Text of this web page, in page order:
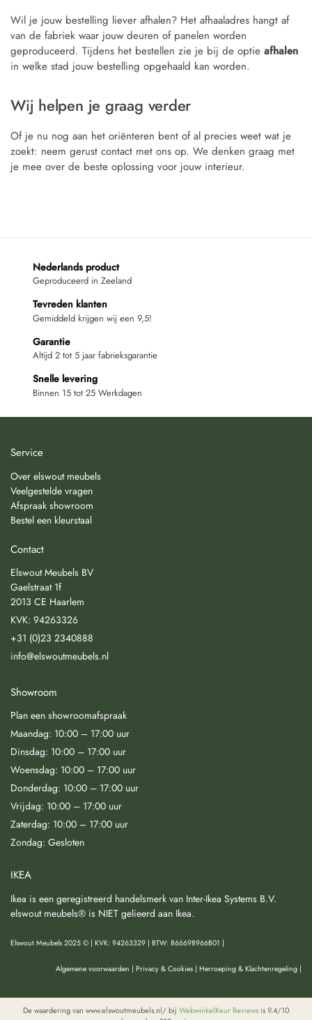
Wil je jouw bestelling liever afhalen? Het afhaaladres hangt af
van de fabriek waar jouw deuren of panelen worden
geproduceerd. Tijdens het bestellen zie je bij de optie afhalen
in welke stad jouw bestelling opgehaald kan worden.
Wij helpen je graag verder
Of je nu nog aan het oriënteren bent of al precies weet wat je
zoekt: neem gerust contact met ons op. We denken graag met
je mee over de beste oplossing voor jouw interieur.
Nederlands product
Geproduceerd in Zeeland
Tevreden klanten
Gemiddeld krijgen wij een 9,5!
Garantie
Altijd 2 tot 5 jaar fabrieksgarantie
Snelle levering
Binnen 15 tot 25 Werkdagen
Service
Over elswout meubels
Veelgestelde vragen
Afspraak showroom
Bestel een kleurstaal
Contact
Elswout Meubels BV
Gaelstraat 1f
2013 CE Haarlem
KVK: 94263326
+31 (0)23 2340888
info@elswoutmeubels.nl
Showroom
Plan een showroomafspraak
Maandag: 10:00 – 17:00 uur
Dinsdag: 10:00 – 17:00 uur
Woensdag: 10:00 – 17:00 uur
Donderdag: 10:00 – 17:00 uur
Vrijdag: 10:00 – 17:00 uur
Zaterdag: 10:00 – 17:00 uur
Zondag: Gesloten
IKEA
Ikea is een geregistreerd handelsmerk van Inter-Ikea Systems B.V.
elswout meubels® is NIET gelieerd aan Ikea.
Elswout Meubels 2025 © | KVK: 94263329 | BTW: 866698966B01 |
Algemene voorwaarden | Privacy & Cookies | Herroeping & Klachtenregeling |
De waardering van www.elswoutmeubels.nl/ bij WebwinkelKeur Reviewsis 9.4/10